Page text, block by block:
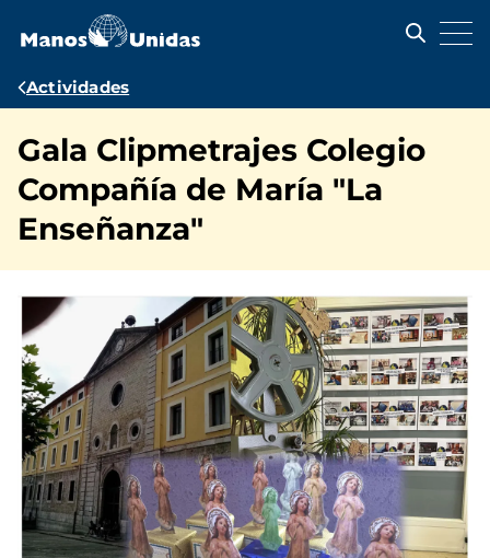
contenido
Ruta
navegación
Actividades
Gala Clipmetrajes Colegio
Compañía de María "La
Enseñanza"